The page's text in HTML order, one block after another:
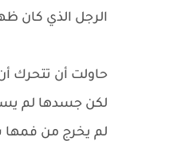
الرجل الذي كان
حاولت أن تتحرك
لكن جسدها لم
لم يخرج من